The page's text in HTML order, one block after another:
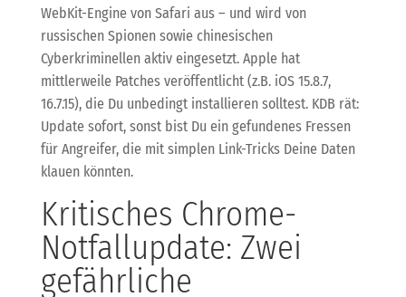
WebKit-Engine von Safari aus – und wird von
russischen Spionen sowie chinesischen
Cyberkriminellen aktiv eingesetzt. Apple hat
mittlerweile Patches veröffentlicht (z.B. iOS 15.8.7,
16.7.15), die Du unbedingt installieren solltest. KDB rät:
Update sofort, sonst bist Du ein gefundenes Fressen
für Angreifer, die mit simplen Link-Tricks Deine Daten
klauen könnten.
Kritisches Chrome-
Notfallupdate: Zwei
gefährliche